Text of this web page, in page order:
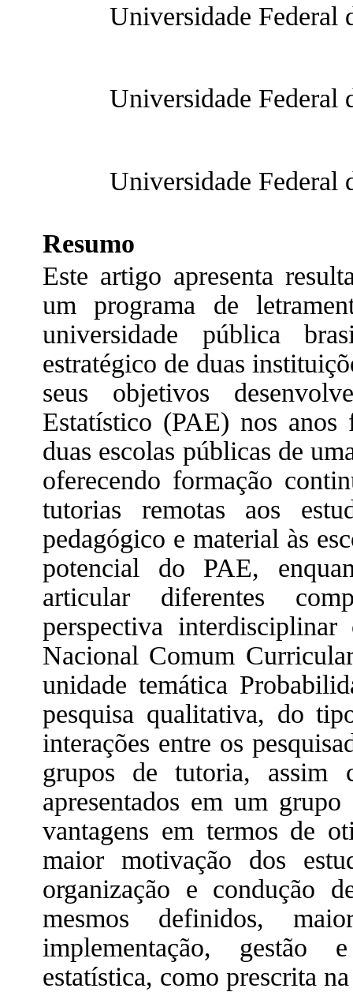
Universidade Federal
Universidade Federal
Universidade Federal
Resumo
Este artigo apresenta
um programa de
universidade pública
estratégico de duas
seus objetivos
Estatístico (PAE) nos
duas escolas públicas de
oferecendo formação
tutorias remotas aos
pedagógico e material às
potencial do PAE,
articular diferentes
perspectiva interdisciplinar
Nacional Comum
unidade temática
pesquisa qualitativa, do
interações entre os
grupos de tutoria, assim
apresentados em um
vantagens em termos de
maior motivação dos
organização e condução
mesmos definidos,
implementação, gestão
estatística, como prescrita